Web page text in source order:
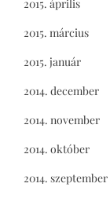
2015. április
2015. március
2015. január
2014. december
2014. november
2014. október
2014. szeptember